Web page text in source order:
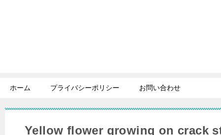
ホーム プライバシーポリシー お問い合わせ
Yellow flower growing on crack